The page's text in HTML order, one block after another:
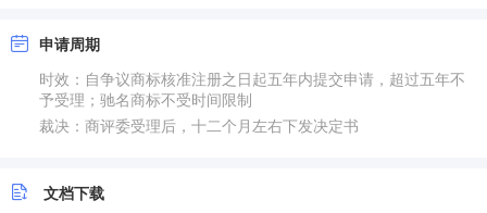
申请周期
时效：自争议商标核准注册之日起五年内提交申请，超过五年不
予受理；驰名商标不受时间限制
裁决：商评委受理后，十二个月左右下发决定书
文档下载